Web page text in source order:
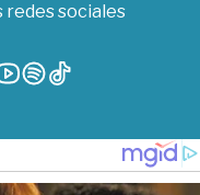
redes sociales